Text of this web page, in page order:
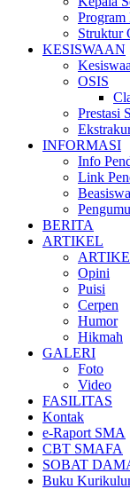
Program
Struktur
KESISWAAN
OSIS
Prestasi
INFORMASI
Info
Link
Beasiswa
BERITA
ARTIKEL
Opini
Puisi
Cerpen
Humor
Hikmah
GALERI
Foto
Video
FASILITAS
Kontak
e-Raport SMA
CBT SMAFA
SOBAT
Buku